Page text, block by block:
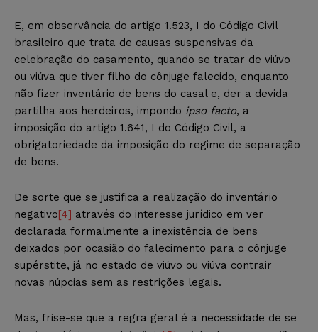
E, em observância do artigo 1.523, I do Código Civil
brasileiro que trata de causas suspensivas da
celebração do casamento, quando se tratar de viúvo
ou viúva que tiver filho do cônjuge falecido, enquanto
não fizer inventário de bens do casal e, der a devida
partilha aos herdeiros, impondo ipso facto, a
imposição do artigo 1.641, I do Código Civil, a
obrigatoriedade da imposição do regime de separação
de bens.
De sorte que se justifica a realização do inventário
negativo[4] através do interesse jurídico em ver
declarada formalmente a inexistência de bens
deixados por ocasião do falecimento para o cônjuge
supérstite, já no estado de viúvo ou viúva contrair
novas núpcias sem as restrições legais.
Mas, frise-se que a regra geral é a necessidade de se